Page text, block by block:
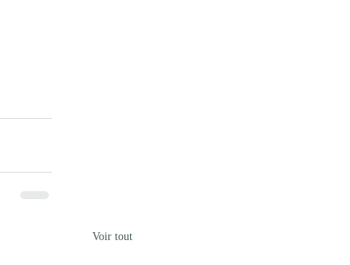
Voir tout